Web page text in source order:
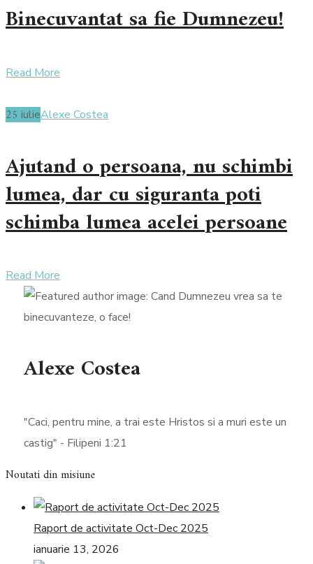
Binecuvantat sa fie Dumnezeu!
Read More
25 iulieAlexe Costea
Ajutand o persoana, nu schimbi
lumea, dar cu siguranta poti
schimba lumea acelei persoane
Read More
Alexe Costea
"Caci, pentru mine, a trai este Hristos si a muri este un
castig" - Filipeni 1:21
Noutati din misiune
Raport de activitate Oct-Dec 2025
ianuarie 13, 2026